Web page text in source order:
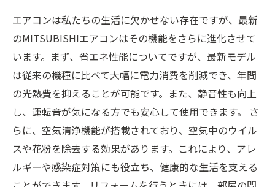
エアコンは私たちの生活に欠かせない存在ですが、最新
のMITSUBISHIエアコンはその機能をさらに進化させて
います。まず、省エネ性能についてですが、最新モデル
は従来の機種に比べて大幅に電力消費を削減でき、年間
の光熱費を抑えることが可能です。また、静音性も向上
し、運転音が気になる方でも安心して使用できます。 さ
らに、空気清浄機能が搭載されており、空気中のウイル
スや花粉を除去する効果があります。これにより、アレ
ルギーや感染症対策にも役立ち、健康的な生活を支える